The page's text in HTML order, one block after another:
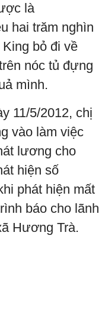
là
hai trăm nghìn
bỏ đi về
nóc tủ đựng
mình.
11/5/2012, chị
vào làm việc
lương cho
hiện số
phát hiện mất
báo cho lãnh
Hương Trà.